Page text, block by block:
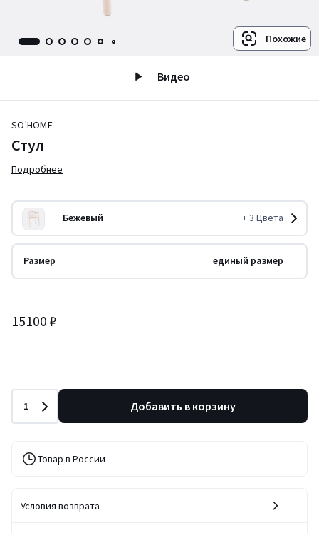
Похожие
Видео
SO'HOME
Стул
Подробнее
Бежевый +3 Цвета
Размер единый размер
15100 ₽
Количество
1 Добавить в корзину
Товар в России
Условия возврата